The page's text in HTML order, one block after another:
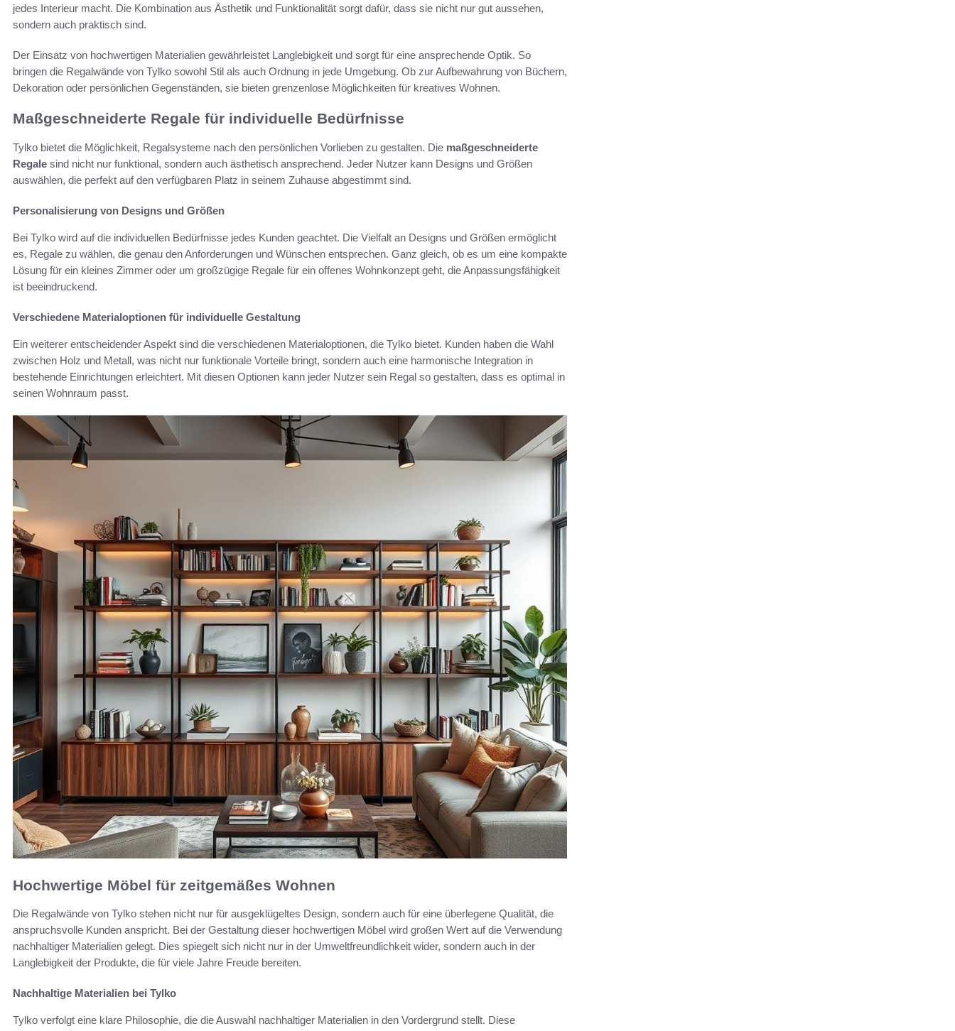
jedes Interieur macht. Die Kombination aus Ästhetik und Funktionalität sorgt dafür, dass sie nicht nur gut aussehen,
sondern auch praktisch sind.
Der Einsatz von hochwertigen Materialien gewährleistet Langlebigkeit und sorgt für eine ansprechende Optik. So
bringen die Regalwände von Tylko sowohl Stil als auch Ordnung in jede Umgebung. Ob zur Aufbewahrung von Büchern,
Dekoration oder persönlichen Gegenständen, sie bieten grenzenlose Möglichkeiten für kreatives Wohnen.
Maßgeschneiderte Regale für individuelle Bedürfnisse
Tylko bietet die Möglichkeit, Regalsysteme nach den persönlichen Vorlieben zu gestalten. Die maßgeschneiderte
Regale sind nicht nur funktional, sondern auch ästhetisch ansprechend. Jeder Nutzer kann Designs und Größen
auswählen, die perfekt auf den verfügbaren Platz in seinem Zuhause abgestimmt sind.
Personalisierung von Designs und Größen
Bei Tylko wird auf die individuellen Bedürfnisse jedes Kunden geachtet. Die Vielfalt an Designs und Größen ermöglicht
es, Regale zu wählen, die genau den Anforderungen und Wünschen entsprechen. Ganz gleich, ob es um eine kompakte
Lösung für ein kleines Zimmer oder um großzügige Regale für ein offenes Wohnkonzept geht, die Anpassungsfähigkeit
ist beeindruckend.
Verschiedene Materialoptionen für individuelle Gestaltung
Ein weiterer entscheidender Aspekt sind die verschiedenen Materialoptionen, die Tylko bietet. Kunden haben die Wahl
zwischen Holz und Metall, was nicht nur funktionale Vorteile bringt, sondern auch eine harmonische Integration in
bestehende Einrichtungen erleichtert. Mit diesen Optionen kann jeder Nutzer sein Regal so gestalten, dass es optimal in
seinen Wohnraum passt.
Hochwertige Möbel für zeitgemäßes Wohnen
Die Regalwände von Tylko stehen nicht nur für ausgeklügeltes Design, sondern auch für eine überlegene Qualität, die
anspruchsvolle Kunden anspricht. Bei der Gestaltung dieser hochwertigen Möbel wird großen Wert auf die Verwendung
nachhaltiger Materialien gelegt. Dies spiegelt sich nicht nur in der Umweltfreundlichkeit wider, sondern auch in der
Langlebigkeit der Produkte, die für viele Jahre Freude bereiten.
Nachhaltige Materialien bei Tylko
Tylko verfolgt eine klare Philosophie, die die Auswahl nachhaltiger Materialien in den Vordergrund stellt. Diese